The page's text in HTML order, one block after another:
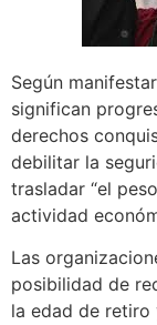
Según
significan
derechos
debilitar la
trasladar “el
actividad
Las
posibilidad de
la edad de